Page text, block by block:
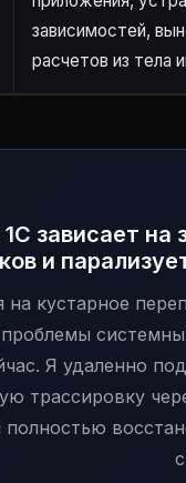
зависимостей,
расчетов из тела
зависает
и
на кустарное
Я удаленно
трассировку
полностью